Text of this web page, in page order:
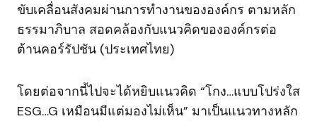
ขับเคลื่อนสังคมผ่านการทำงานขององค์กร ตามหลัก
ธรรมาภิบาล สอดคล้องกับแนวคิดขององค์กรต่อ
ต้านคอร์รัปชัน (ประเทศไทย)
โดยต่อจากนี้ไปจะได้หยิบแนวคิด “โกง…แบบโปร่งใส
ESG…G เหมือนมีแต่มองไม่เห็น” มาเป็นแนวทางหลัก